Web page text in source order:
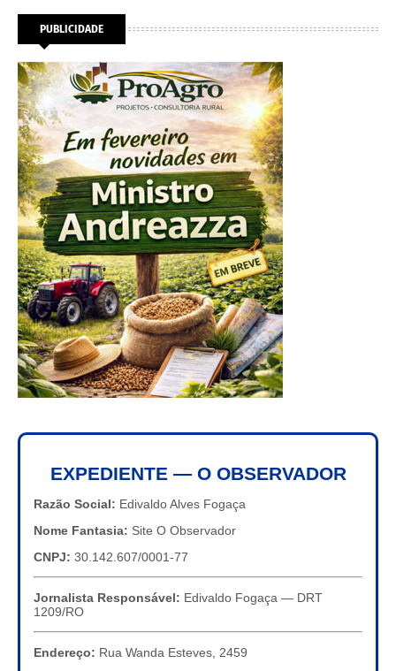
PUBLICIDADE
EXPEDIENTE — O OBSERVADOR
Razão Social: Edivaldo Alves Fogaça
Nome Fantasia: Site O Observador
CNPJ: 30.142.607/0001-77
Jornalista Responsável: Edivaldo Fogaça — DRT
1209/RO
Endereço: Rua Wanda Esteves, 2459